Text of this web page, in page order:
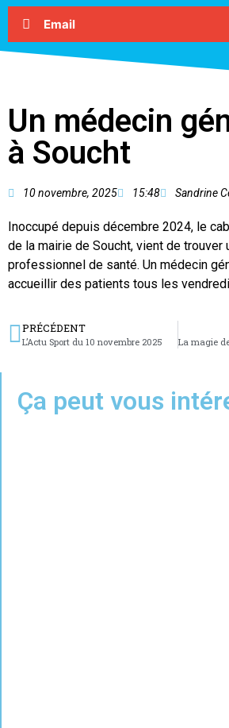
Email
Un médecin
à Soucht
10 novembre, 2025 15:48 Sandrine
Inoccupé depuis décembre 2024, le
de la mairie de Soucht, vient de trouver
professionnel de santé. Un médecin
accueillir des patients tous les
PRÉCÉDENT
L’Actu Sport du 10 novembre 2025
Ça peut vous